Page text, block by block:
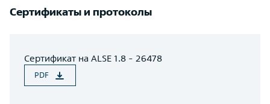
Сертификаты и протоколы
Сертификат на ALSE 1.8 - 26478
PDF